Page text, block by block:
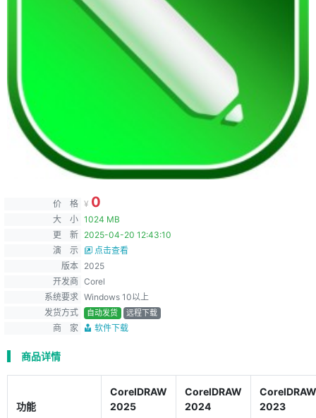
价 格 ¥ 0
大 小 1024 MB
更 新 2025-04-20 12:43:10
演 示
点击查看
版本 2025
开发商 Corel
系统要求 Windows 10以上
发货方式
自动发货 远程下载
商 家 软件下载
商品详情
功能
CorelDRAW
2025
CorelDRAW
2024
CorelDRAW
2023